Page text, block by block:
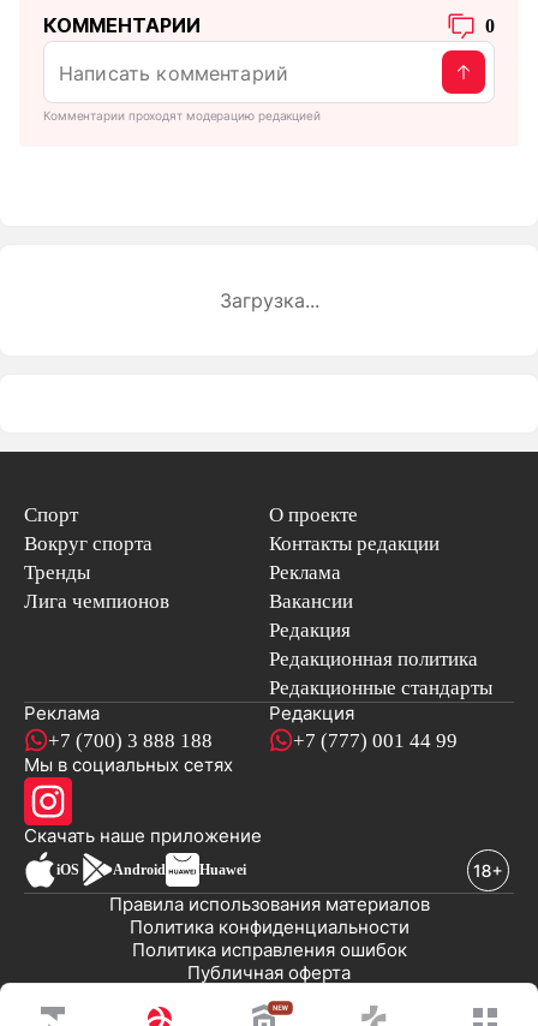
КОММЕНТАРИИ 0
Комментарии проходят модерацию редакцией
Загрузка...
Спорт
Вокруг спорта
Тренды
Лига чемпионов
О проекте
Контакты редакции
Реклама
Вакансии
Редакция
Редакционная политика
Редакционные стандарты
Реклама
+7 (700) 3 888 188
Редакция
+7 (777) 001 44 99
Мы в социальных сетях
Скачать наше приложениеновостей
iOS Android Huawei
Публичная оферта
Политика исправления ошибок
Политика конфиденциальности
Правила использования материалов
© 2008-2026 ТОО «EML»